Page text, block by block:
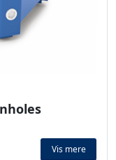
Vis mere